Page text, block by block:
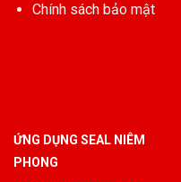
Chính sách bảo mật
ỨNG DỤNG SEAL NIÊM
PHONG